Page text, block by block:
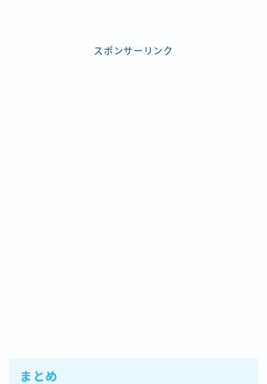
スポンサーリンク
まとめ